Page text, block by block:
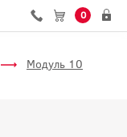
0
Модуль 10